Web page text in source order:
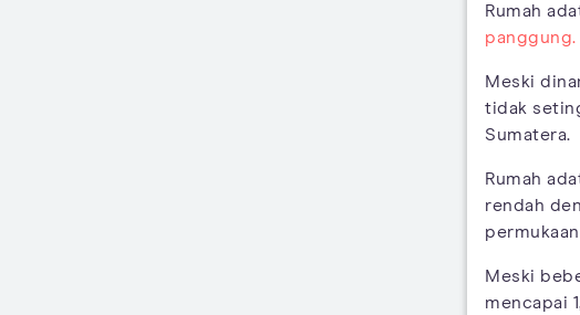
Rumah
panggung.
Meski
tidak
Sumatera.
Rumah
rendah
Meski
mencapai